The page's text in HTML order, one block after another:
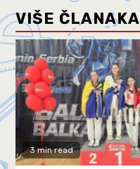
VIŠE ČLANAKA
3 min read